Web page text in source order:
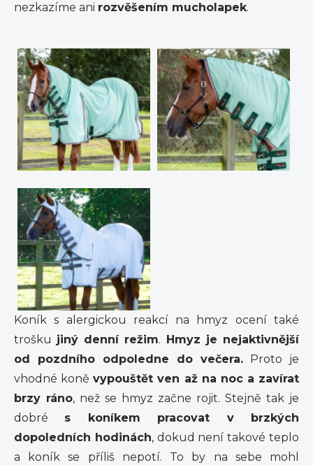
nezkazíme ani rozvěšením mucholapek.
Koník s alergickou reakcí na hmyz ocení také
trošku jiný denní režim. Hmyz je nejaktivnější
od pozdního odpoledne do večera. Proto je
vhodné koněvypouštět ven až na noc a zavírat
brzy ráno, než se hmyz začne rojit. Stejně tak je
dobré s koníkem pracovat v brzkých
dopoledních hodinách, dokud není takové teplo
a koník se příliš nepotí. To by na sebe mohl